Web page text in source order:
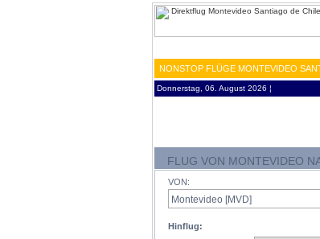
NONSTOP FLÜGE MONTEVIDEO
Donnerstag, 06. August 2026 ¦
FLUG VON MONTEVIDEO
VON:
Hinflug: